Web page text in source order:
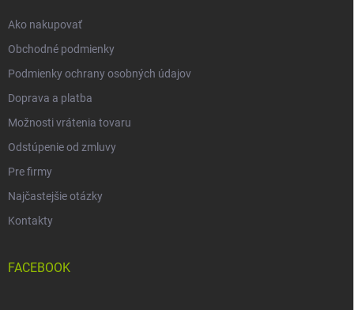
Ako nakupovať
Obchodné podmienky
Podmienky ochrany osobných údajov
Doprava a platba
Možnosti vrátenia tovaru
Odstúpenie od zmluvy
Pre firmy
Najčastejšie otázky
Kontakty
FACEBOOK